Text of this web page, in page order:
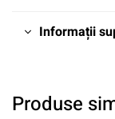
Informații
Produse